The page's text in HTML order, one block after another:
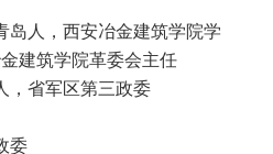
岛人，西安冶金建筑学院学
建筑学院革委会主任
，省军区第三政委
委